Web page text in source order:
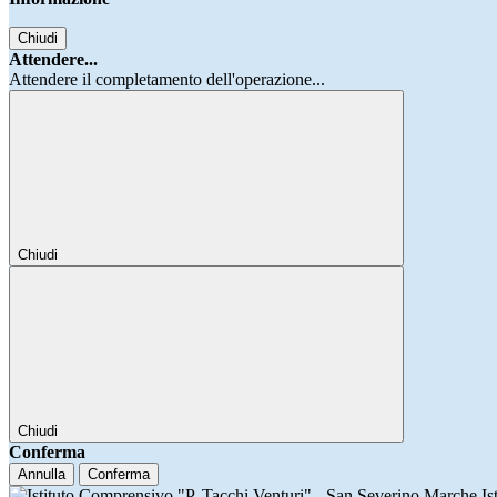
Chiudi
Attendere...
Attendere il completamento dell'operazione...
Chiudi
Chiudi
Conferma
Annulla Conferma